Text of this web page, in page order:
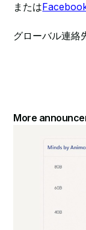
または
グローバル連絡
More